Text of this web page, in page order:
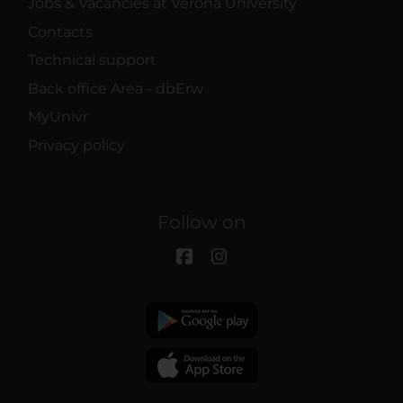
Contacts
Technical support
Back office Area - dbErw
MyUnivr
Privacy policy
Follow on